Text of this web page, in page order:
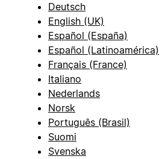
Deutsch
English (UK)
Español (España)
Español (Latinoamérica)
Français (France)
Italiano
Nederlands
Norsk
Português (Brasil)
Suomi
Svenska